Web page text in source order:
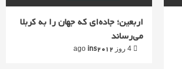
اربعین؛ جاده‌ای که جهان را به کربلا
می‌رساند
4 روز ago ins2012